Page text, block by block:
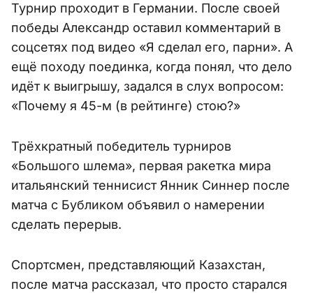
Турнир проходит в Германии. После своей
победы Александр оставил комментарий в
соцсетях под видео «Я сделал его, парни». А
ещё походу поединка, когда понял, что дело
идёт к выигрышу, задался в слух вопросом:
«Почему я 45-м (в рейтинге) стою?»
Трёхкратный победитель турниров
«Большого шлема», первая ракетка мира
итальянский теннисист Янник Синнер после
матча с Бубликом объявил о намерении
сделать перерыв.
Спортсмен, представляющий Казахстан,
после матча рассказал, что просто старался